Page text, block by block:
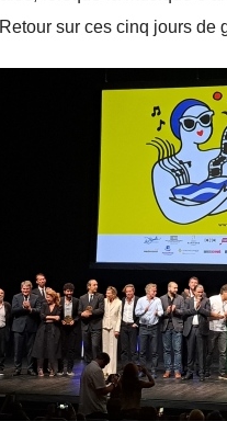
sur ces cinq jours de